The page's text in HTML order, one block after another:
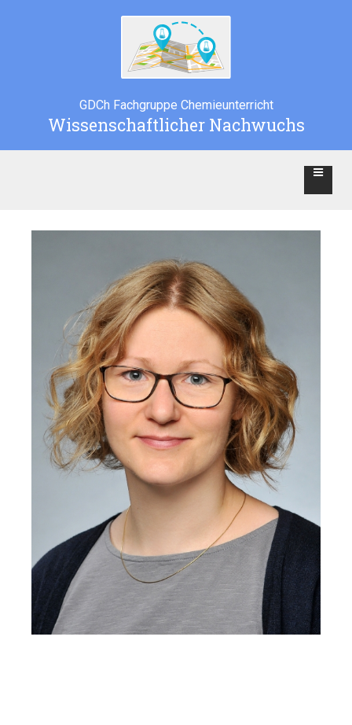
GDCh Fachgruppe Chemieunterricht
Wissenschaftlicher Nachwuchs